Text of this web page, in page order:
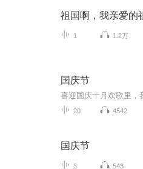
祖国啊，我亲爱的
1 1.2万
国庆节
20 4542
国庆节
3 543